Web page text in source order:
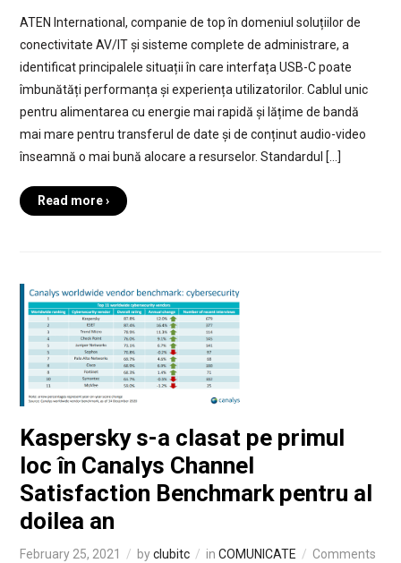
ATEN International, companie de top în domeniul soluțiilor de
conectivitate AV/IT și sisteme complete de administrare, a
identificat principalele situații în care interfața USB-C poate
îmbunătăți performanța și experiența utilizatorilor. Cablul unic
pentru alimentarea cu energie mai rapidă și lățime de bandă
mai mare pentru transferul de date și de conținut audio-video
înseamnă o mai bună alocare a resurselor. Standardul […]
Read more ›
Kaspersky s-a clasat pe primul
loc în Canalys Channel
Satisfaction Benchmark pentru al
doilea an
February 25, 2021 byclubitc in COMUNICATE
Comments